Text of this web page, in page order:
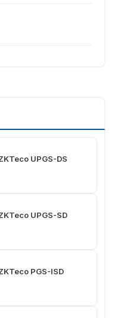
UPGS-DS
UPGS-SD
PGS-ISD